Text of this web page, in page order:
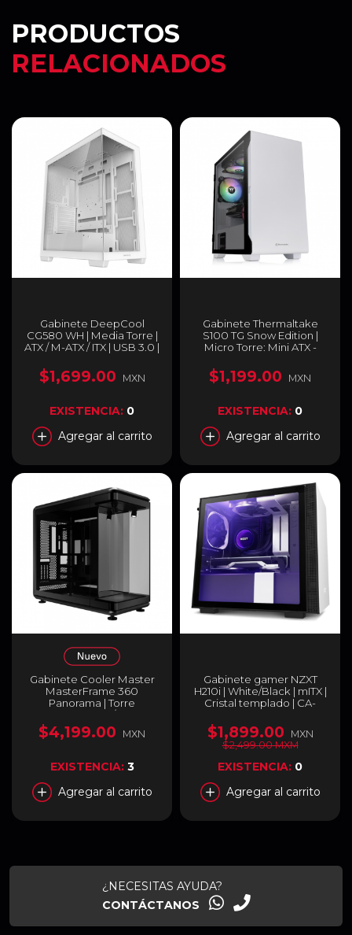
PRODUCTOS
RELACIONADOS
Gabinete DeepCool
CG580 WH | Media Torre |
ATX / M-ATX / ITX | USB 3.0 |
Preinstalados (120mm)|
Blanco | R-CG5802-
$1,699.00 MXN
EXISTENCIA: 0
Agregar al carrito
Gabinete Thermaltake
S100 TG Snow Edition |
Micro Torre: Mini ATX -
| 1 Ventilador 120mm
Preinstalado | Color
00S6WN-00
$1,199.00 MXN
EXISTENCIA: 0
Agregar al carrito
Gabinete Cooler Master
MasterFrame 360
Panorama | Torre
Completa | ATX / Micro-
ATX / Mini-ITX | USB-C 4.0 /
USB-A 3.2 | Diseño
Templado (3 Lados) |
Negro | MF360-KINN-S00
$4,199.00 MXN
EXISTENCIA: 3
Agregar al carrito
Gabinete gamer NZXT
H210i | White/Black | mITX |
Cristal templado | CA-
$1,899.00
MXN
$2,499.00 MXM
EXISTENCIA: 0
Agregar al carrito
¿NECESITAS AYUDA?
CONTÁCTANOS